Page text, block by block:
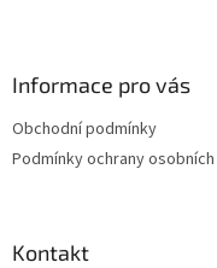
Informace pro vás
Obchodní podmínky
Podmínky ochrany osobních
Kontakt